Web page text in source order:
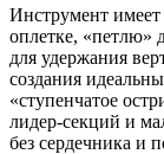
Инструмент имеет
оплетке, «петлю»
для удержания
создания
«ступенчатое
лидер-секций и
без сердечника и